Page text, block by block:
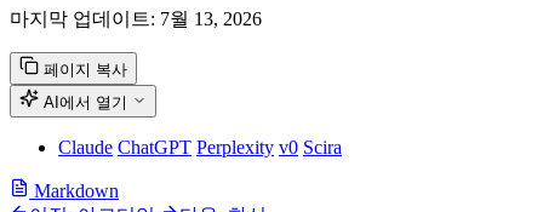
마지막 업데이트: 7월 13, 2026
페이지 복사
AI에서 열기
Claude ChatGPT Perplexity v0 Scira
Markdown